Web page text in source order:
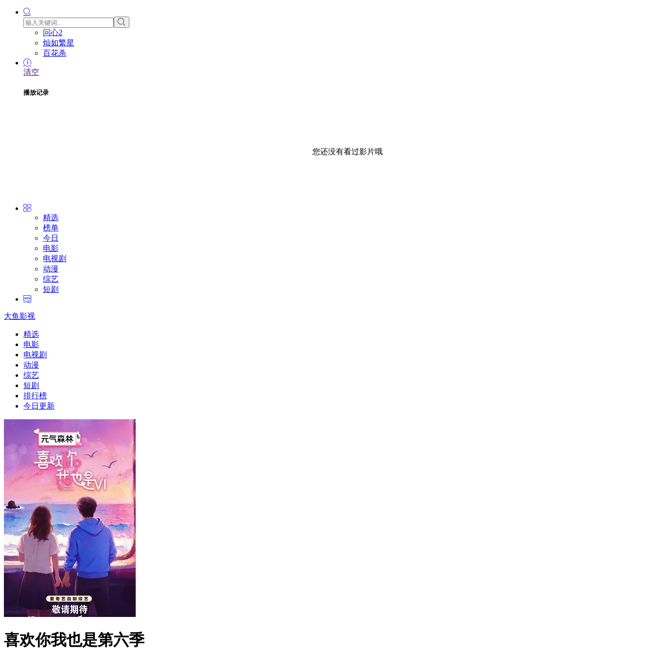
问心2
灿如繁星
百花杀
清空
播放记录
您还没有看过影片哦
精选
榜单
今日
电影
电视剧
动漫
综艺
短剧
大鱼影视
精选
电影
电视剧
动漫
综艺
短剧
排行榜
今日更新
喜欢你我也是第六季